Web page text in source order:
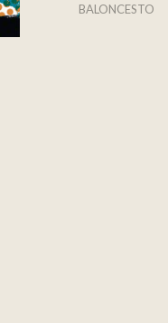
BALONCESTO